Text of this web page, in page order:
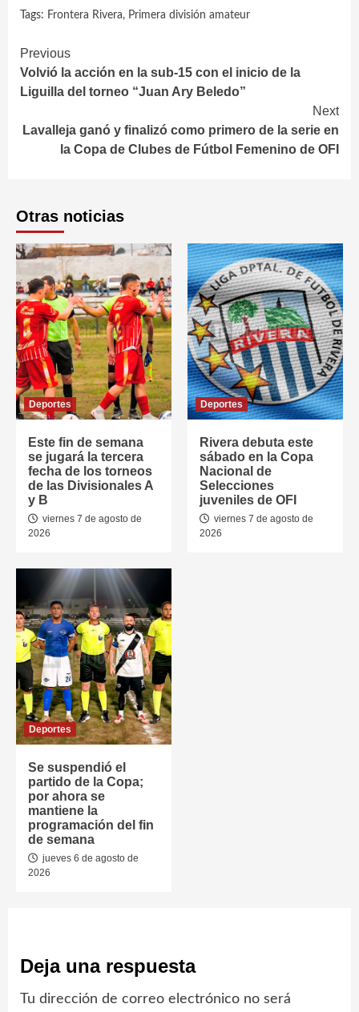
Tags: Frontera Rivera, Primera división amateur
Continue
Reading
Previous
Volvió la acción en la sub-15 con el inicio de la
Liguilla del torneo “Juan Ary Beledo”
Next
Lavalleja ganó y finalizó como primero de la serie en
la Copa de Clubes de Fútbol Femenino de OFI
Otras noticias
Deportes
Este fin de semana
se jugará la tercera
fecha de los torneos
de las Divisionales A
y B
viernes 7 de agosto de
2026
Deportes
Rivera debuta este
sábado en la Copa
Nacional de
Selecciones
juveniles de OFI
viernes 7 de agosto de
2026
Deportes
Se suspendió el
partido de la Copa;
por ahora se
mantiene la
programación del fin
de semana
jueves 6 de agosto de
2026
Deja una respuesta
Tu dirección de correo electrónico no será